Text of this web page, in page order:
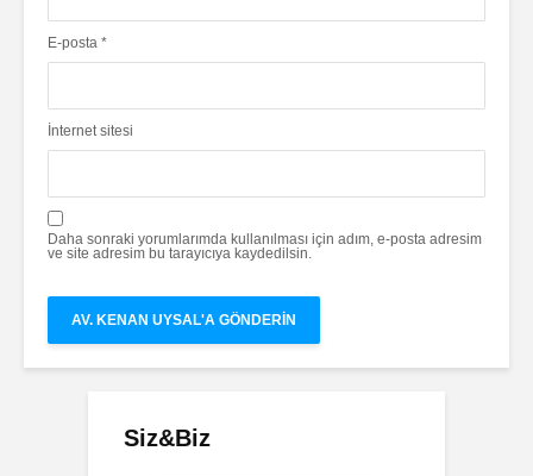
E-posta *
İnternet sitesi
Daha sonraki yorumlarımda kullanılması için adım, e-posta adresim
ve site adresim bu tarayıcıya kaydedilsin.
Siz&Biz